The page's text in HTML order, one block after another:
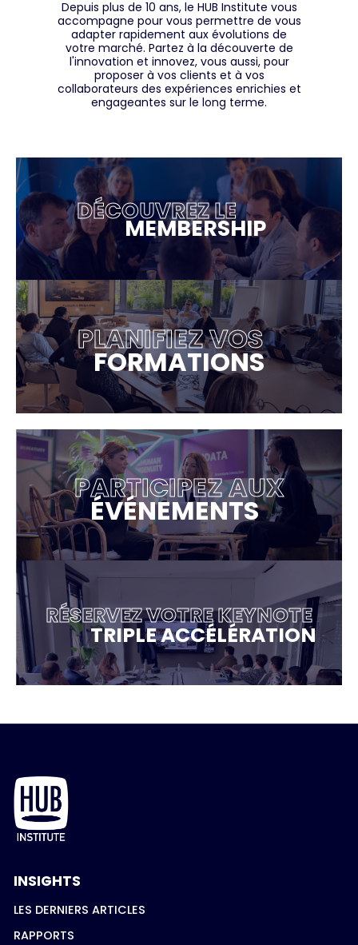
Depuis plus de 10 ans, le HUB Institute vous
accompagne pour vous permettre de vous
adapter rapidement aux évolutions de
votre marché. Partez à la découverte de
l'innovation et innovez, vous aussi, pour
proposer à vos clients et à vos
collaborateurs des expériences enrichies et
engageantes sur le long terme.
DÉCOUVREZ LE
MEMBERSHIP
PLANIFIEZ VOS
FORMATIONS
PARTICIPEZ AUX
ÉVÉNEMENTS
RÉSERVEZ VOTRE KEYNOTE
TRIPLE ACCÉLÉRATION
INSIGHTS
LES DERNIERS ARTICLES
RAPPORTS